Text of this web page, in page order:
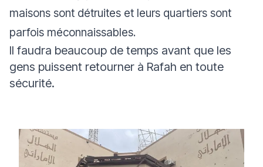
maisons sont détruites et leurs quartiers sont
parfois méconnaissables.
Il faudra beaucoup de temps avant que les
gens puissent retourner à Rafah en toute
sécurité.